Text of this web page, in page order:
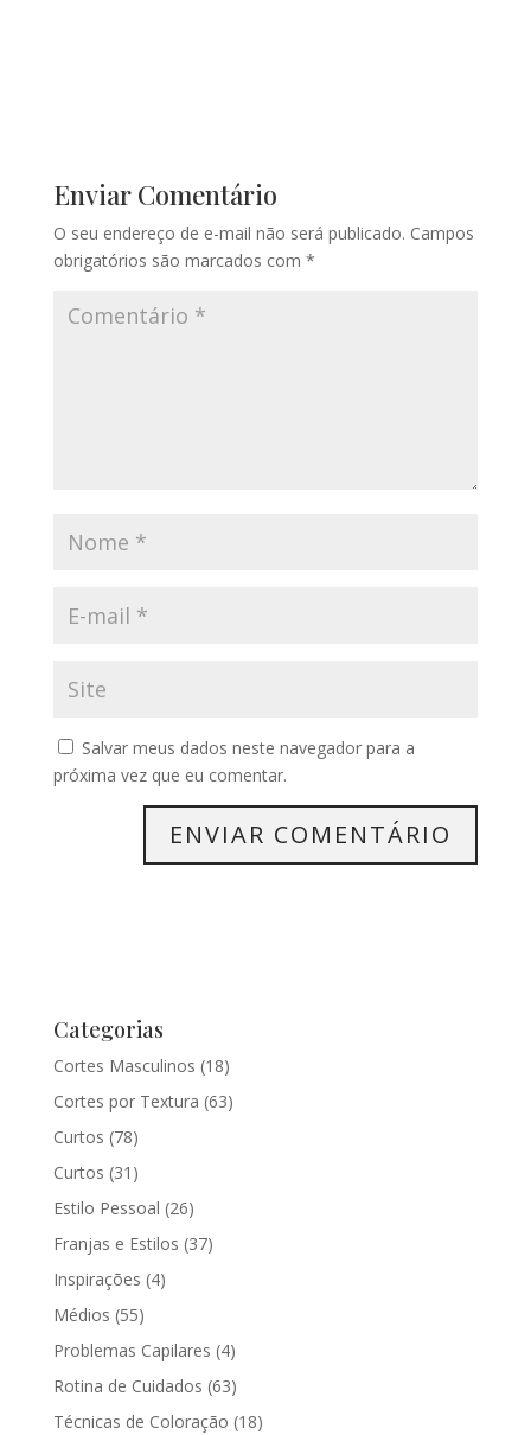
Enviar Comentário
O seu endereço de e-mail não será publicado. Campos
obrigatórios são marcados com *
Salvar meus dados neste navegador para a
próxima vez que eu comentar.
Categorias
Cortes Masculinos (18)
Cortes por Textura (63)
Curtos (78)
Curtos (31)
Estilo Pessoal (26)
Franjas e Estilos (37)
Inspirações (4)
Médios (55)
Problemas Capilares (4)
Rotina de Cuidados (63)
Técnicas de Coloração (18)